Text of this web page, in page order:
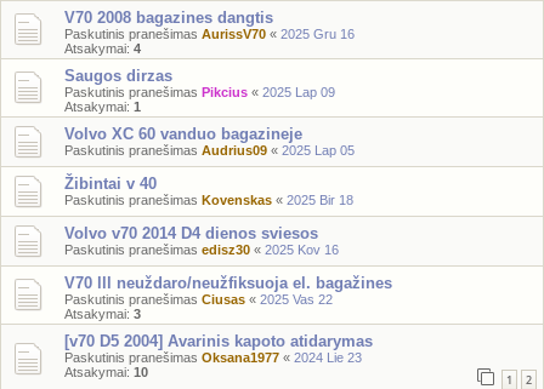
V70 2008 bagazines dangtis
Paskutinis pranešimas AurissV70 « 2025 Gru 16
Atsakymai: 4
Saugos dirzas
Paskutinis pranešimas Pikcius « 2025 Lap 09
Atsakymai: 1
Volvo XC 60 vanduo bagazineje
Paskutinis pranešimas Audrius09 « 2025 Lap 05
Žibintai v 40
Paskutinis pranešimas Kovenskas « 2025 Bir 18
Volvo v70 2014 D4 dienos sviesos
Paskutinis pranešimas edisz30 « 2025 Kov 16
V70 lll neuždaro/neužfiksuoja el. bagažines
Paskutinis pranešimas Ciusas « 2025 Vas 22
Atsakymai: 3
[v70 D5 2004] Avarinis kapoto atidarymas
Paskutinis pranešimas Oksana1977 « 2024 Lie 23
Atsakymai: 10 1 2